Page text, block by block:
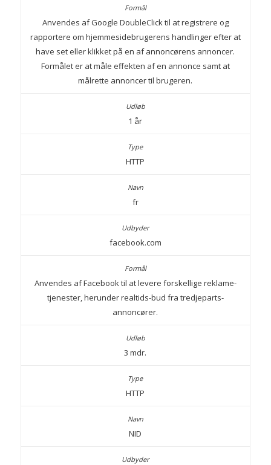
Anvendes af Google DoubleClick til at registrere og
rapportere om hjemmesidebrugerens handlinger efter at
have set eller klikket på en af annoncørens annoncer.
Formålet er at måle effekten af en annonce samt at
målrette annoncer til brugeren.
1 år
HTTP
fr
facebook.com
Anvendes af Facebook til at levere forskellige reklame-
tjenester, herunder realtids-bud fra tredjeparts-
annoncører.
3 mdr.
HTTP
NID